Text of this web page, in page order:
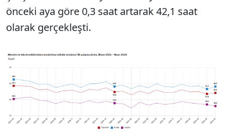
önceki aya göre 0,3 saat artarak 42,1 saat
olarak gerçekleşti.